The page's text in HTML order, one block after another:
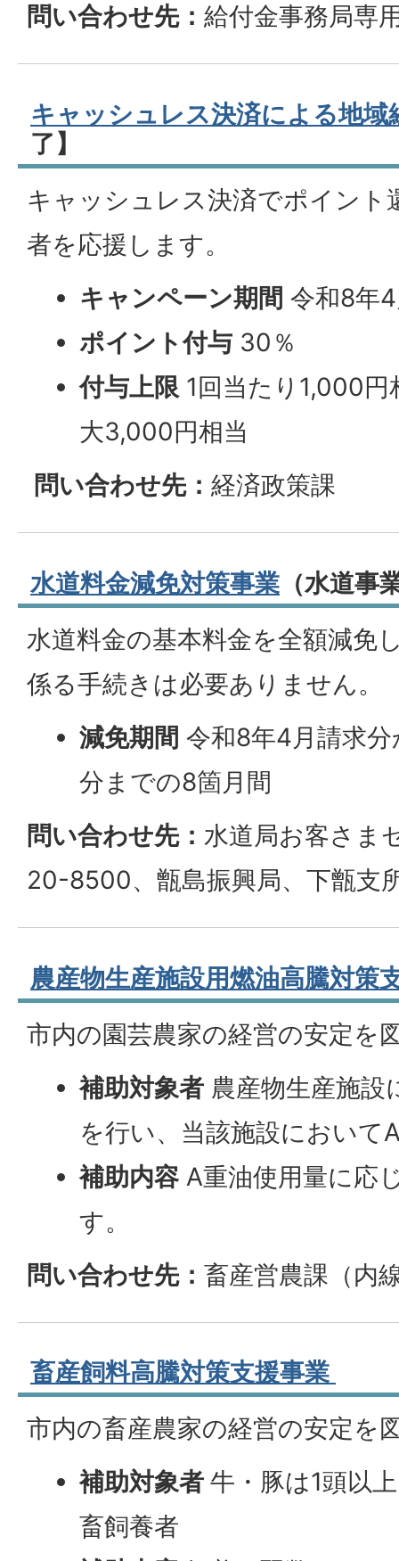
問い合わせ先： 給付金事務局専
キャッシュレス決済による地域
了】
キャッシュレス決済でポイント
者を応援します。
キャンペーン期間 令和8年
ポイント付与 30％
付与上限 1回当たり1,000円
大3,000円相当
問い合わせ先： 経済政策課
水道料金減免対策事業（水道事
水道料金の基本料金を全額減免
係る手続きは必要ありません。
減免期間 令和8年4月請求
分までの8箇月間
問い合わせ先： 水道局お客さま
20-8500、甑島振興局、下甑支
農産物生産施設用燃油高騰対策
市内の園芸農家の経営の安定を
補助対象者 農産物生産施設
を行い、当該施設において
補助内容A重油使用量に応
す。
問い合わせ先： 畜産営農課（内
畜産飼料高騰対策支援事業
市内の畜産農家の経営の安定を
補助対象者牛・豚は1頭以
畜飼養者